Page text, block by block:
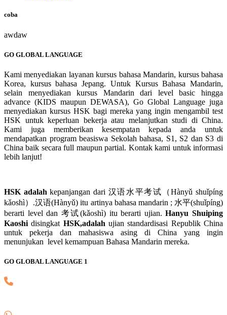
coba
awdaw
GO GLOBAL LANGUAGE
Kami menyediakan layanan kursus bahasa Mandarin, kursus bahasa
Korea, kursus bahasa Jepang. Untuk Kursus Bahasa Mandarin,
selain menyediakan kursus Mandarin dari level basic hingga
advance (KIDS maupun DEWASA), Go Global Language juga
menyediakan kursus HSK bagi mereka yang ingin mengambil test
HSK untuk keperluan bekerja atau melanjutkan studi di China.
Kami juga memberikan kesempatan kepada anda untuk
mendapatkan program beasiswa Sekolah bahasa, S1, S2 dan S3 di
China baik secara full maupun partial. Kontak kami untuk informasi
lebih lanjut!
HSK adalah kepanjangan dari 汉语水平考试（Hànyǔ shuǐpíng
kǎoshì）.汉语(Hànyǔ) itu artinya bahasa mandarin ; 水平(shuǐpíng)
berarti level dan 考试(kǎoshì) itu berarti ujian.Hanyu Shuiping
Kaoshi disingkat HSK,adalah ujian standardisasi Republik China
untuk pekerja dan mahasiswa asing di China yang ingin
menunjukan level kemampuan Bahasa Mandarin mereka.
GO GLOBAL LANGUAGE 1